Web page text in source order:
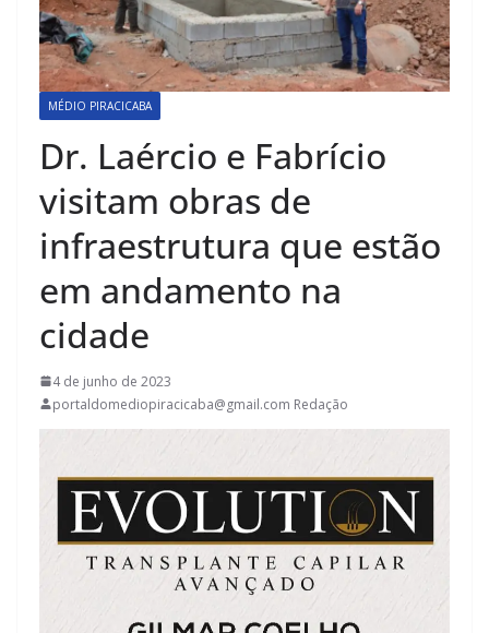
MÉDIO PIRACICABA
Dr. Laércio e Fabrício
visitam obras de
infraestrutura que estão
em andamento na
cidade
4 de junho de 2023
portaldomediopiracicaba@gmail.com Redação